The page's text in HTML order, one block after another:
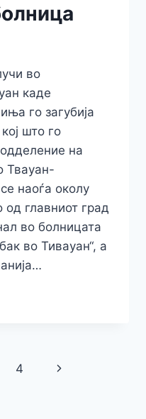
во
каде
го загубија
што го
на
Твауан-
наоѓа околу
од главниот град
во болницата
во Тивауан“, а
4
Next